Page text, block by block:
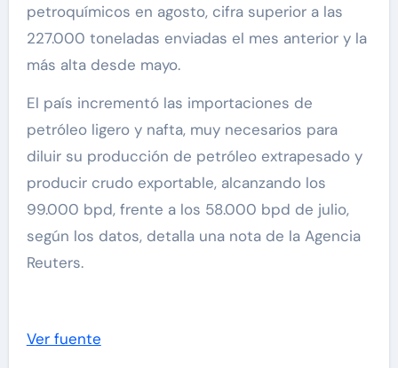
petroquímicos en agosto, cifra superior a las
227.000 toneladas enviadas el mes anterior y la
más alta desde mayo.
El país incrementó las importaciones de
petróleo ligero y nafta, muy necesarios para
diluir su producción de petróleo extrapesado y
producir crudo exportable, alcanzando los
99.000 bpd, frente a los 58.000 bpd de julio,
según los datos, detalla una nota de la Agencia
Reuters.
Ver fuente